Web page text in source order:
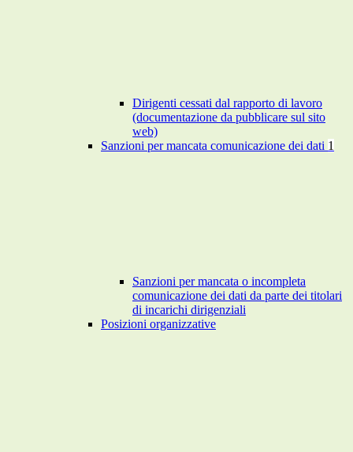
Dirigenti cessati dal rapporto di lavoro
(documentazione da pubblicare sul sito
web)
Sanzioni per mancata comunicazione dei dati 1
Sanzioni per mancata o incompleta
comunicazione dei dati da parte dei titolari
di incarichi dirigenziali
Posizioni organizzative